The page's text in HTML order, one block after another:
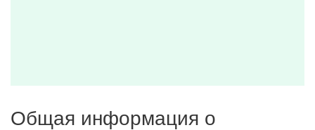
Общая информация о